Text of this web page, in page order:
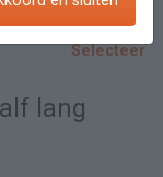
Selecteer
lang